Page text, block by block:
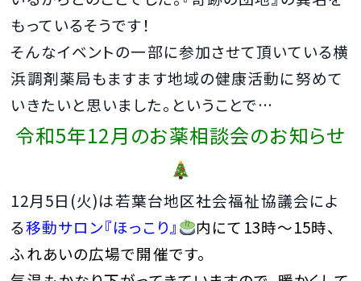
もっているそうです！
そんなイベントの一部に参加させて頂いている横
浜調剤薬局もますます地域の健康活動に努めて
いきたいと思いました。ということで…
令和5年12月のお薬相談会のお知らせ
12月5日(火)は若葉台地区社会福祉協議会によ
る移動サロン『ほっこり』
内にて13時～15時、
ふれあいの広場で開催です。